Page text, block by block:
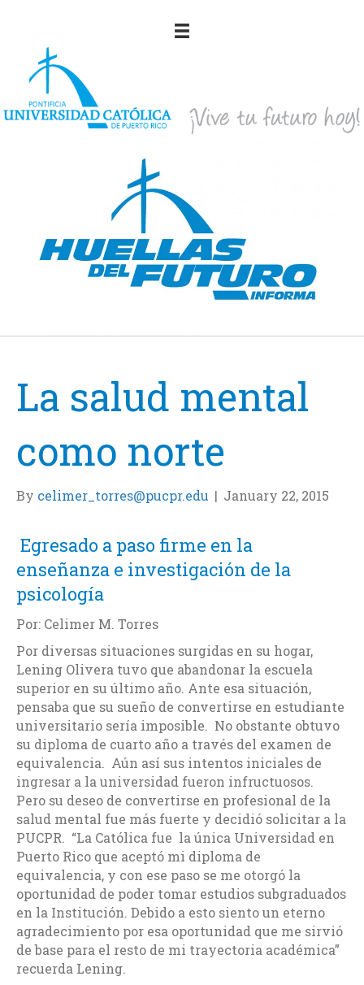
La salud mental
como norte
By celimer_torres@pucpr.edu | January 22, 2015
Egresado a paso firme en la
enseñanza e investigación de la
psicología
Por: Celimer M. Torres
Por diversas situaciones surgidas en su hogar,
Lening Olivera tuvo que abandonar la escuela
superior en su último año. Ante esa situación,
pensaba que su sueño de convertirse en estudiante
universitario sería imposible. No obstante obtuvo
su diploma de cuarto año a través del examen de
equivalencia. Aún así sus intentos iniciales de
ingresar a la universidad fueron infructuosos.
Pero su deseo de convertirse en profesional de la
salud mental fue más fuerte y decidió solicitar a la
PUCPR. “La Católica fue la única Universidad en
Puerto Rico que aceptó mi diploma de
equivalencia, y con ese paso se me otorgó la
oportunidad de poder tomar estudios subgraduados
en la Institución. Debido a esto siento un eterno
agradecimiento por esa oportunidad que me sirvió
de base para el resto de mi trayectoria académica”
recuerda Lening.